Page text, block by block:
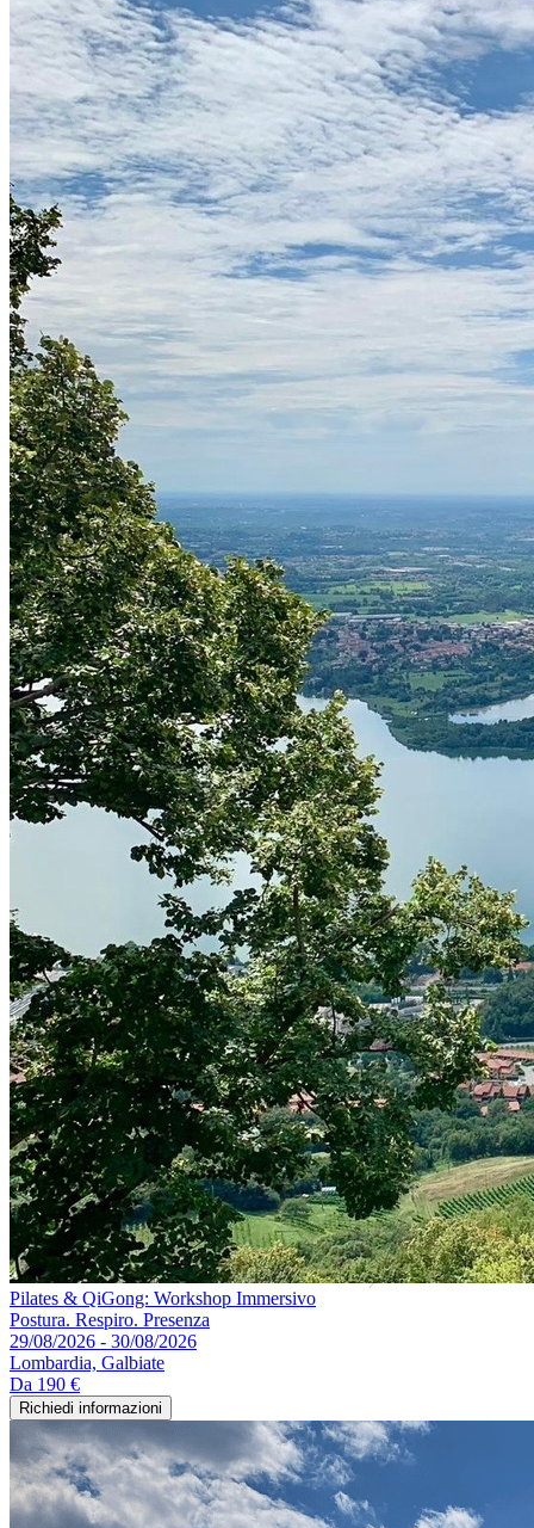
Pilates & QiGong: Workshop Immersivo
Postura. Respiro. Presenza
29/08/2026 - 30/08/2026
Lombardia, Galbiate
Da 190 €
Richiedi informazioni